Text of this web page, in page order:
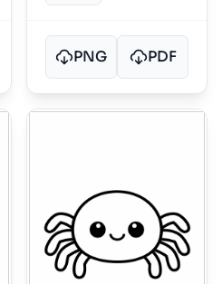
PNG PDF